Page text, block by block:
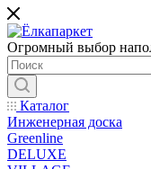
Огромный выбор
Каталог
Инженерная доска
Greenline
DELUXE